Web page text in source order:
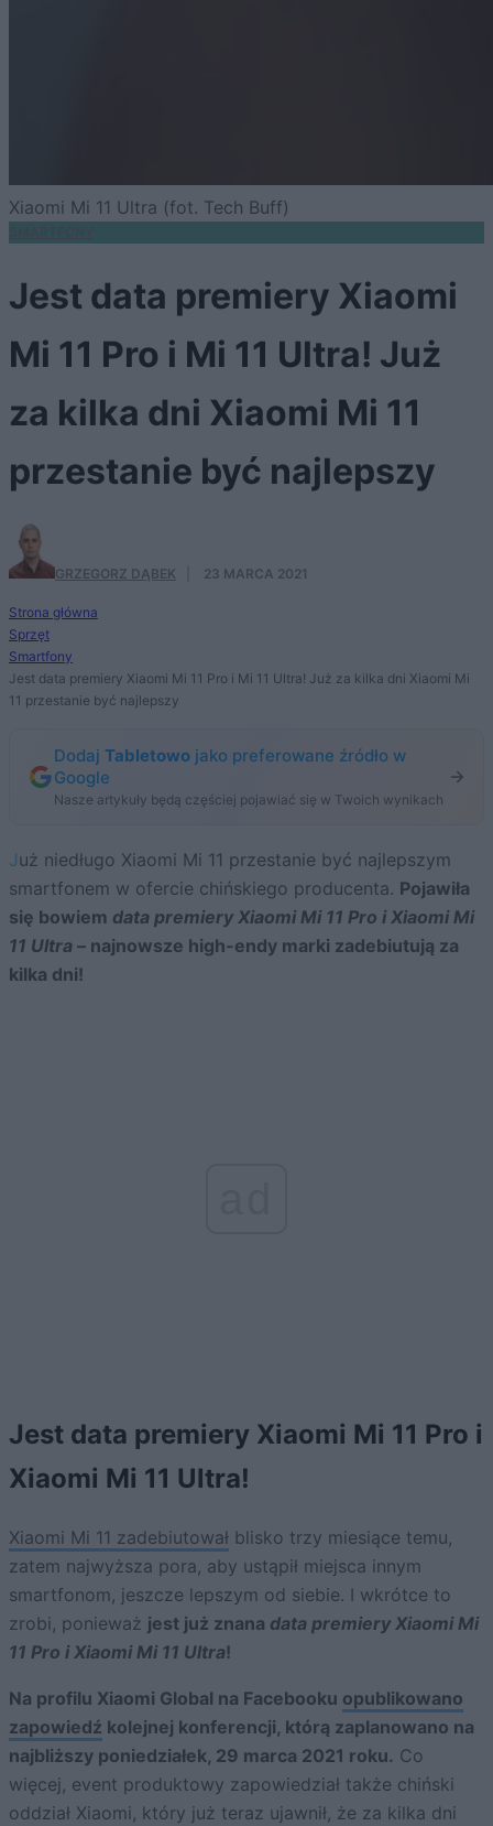
Xiaomi Mi 11 Ultra (fot. Tech Buff)
Jest data premiery Xiaomi
Mi 11 Pro i Mi 11 Ultra! Już
za kilka dni Xiaomi Mi 11
przestanie być najlepszy
GRZEGORZ DĄBEK 23 MARCA 2021
Strona główna
Sprzęt
Smartfony
Jest data premiery Xiaomi Mi 11 Pro i Mi 11 Ultra! Już za kilka dni Xiaomi Mi
11 przestanie być najlepszy
Dodaj Tabletowo jako preferowane źródło w
Google
Nasze artykuły będą częściej pojawiać się w Twoich wynikach
Już niedługo Xiaomi Mi 11 przestanie być najlepszym
smartfonem w ofercie chińskiego producenta. Pojawiła
się bowiem data premiery Xiaomi Mi 11 Pro i Xiaomi Mi
11 Ultra – najnowsze high-endy marki zadebiutują za
kilka dni!
Jest data premiery Xiaomi Mi 11 Pro i
Xiaomi Mi 11 Ultra!
Xiaomi Mi 11 zadebiutował blisko trzy miesiące temu,
zatem najwyższa pora, aby ustąpił miejsca innym
smartfonom, jeszcze lepszym od siebie. I wkrótce to
zrobi, ponieważ jest już znana data premiery Xiaomi Mi
11 Pro i Xiaomi Mi 11 Ultra!
Na profilu Xiaomi Global na Facebooku opublikowano
zapowiedź kolejnej konferencji, którą zaplanowano na
najbliższy poniedziałek, 29 marca 2021 roku. Co
więcej, event produktowy zapowiedział także chiński
oddział Xiaomi, który już teraz ujawnił, że za kilka dni